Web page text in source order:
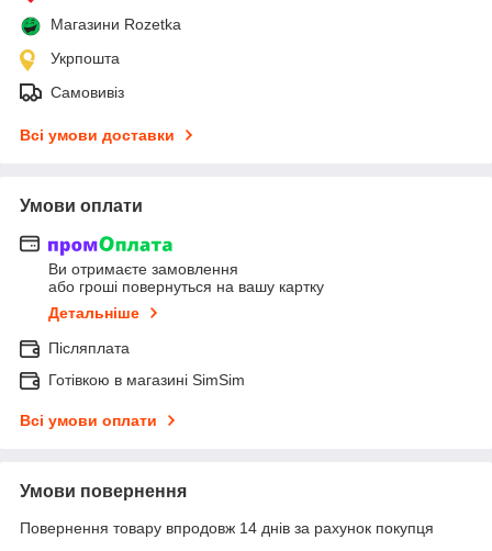
Магазини Rozetka
Укрпошта
Самовивіз
Всі умови доставки
Умови оплати
Ви отримаєте замовлення
або гроші повернуться на вашу картку
Детальніше
Післяплата
Готівкою в магазині SimSim
Всі умови оплати
Умови повернення
Повернення товару впродовж 14 днів за рахунок покупця